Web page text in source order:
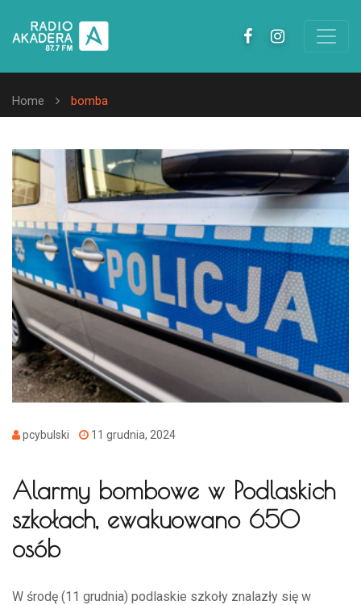
Home bomba
pcybulski 11 grudnia, 2024
Alarmy bombowe w Podlaskich
szkołach, ewakuowano 650
osób
W środę (11 grudnia) podlaskie szkoły znalazły się w